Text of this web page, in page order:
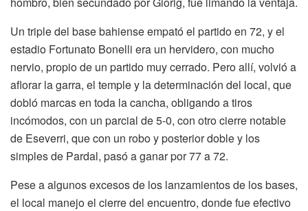
Un triple del base bahiense empató el partido en 72, y el
estadio Fortunato Bonelli era un hervidero, con mucho
nervio, propio de un partido muy cerrado. Pero allí, volvió a
aflorar la garra, el temple y la determinación del local, que
dobló marcas en toda la cancha, obligando a tiros
incómodos, con un parcial de 5-0, con otro cierre notable
de Eseverri, que con un robo y posterior doble y los
simples de Pardal, pasó a ganar por 77 a 72.
Pese a algunos excesos de los lanzamientos de los bases,
el local manejo el cierre del encuentro, donde fue efectivo